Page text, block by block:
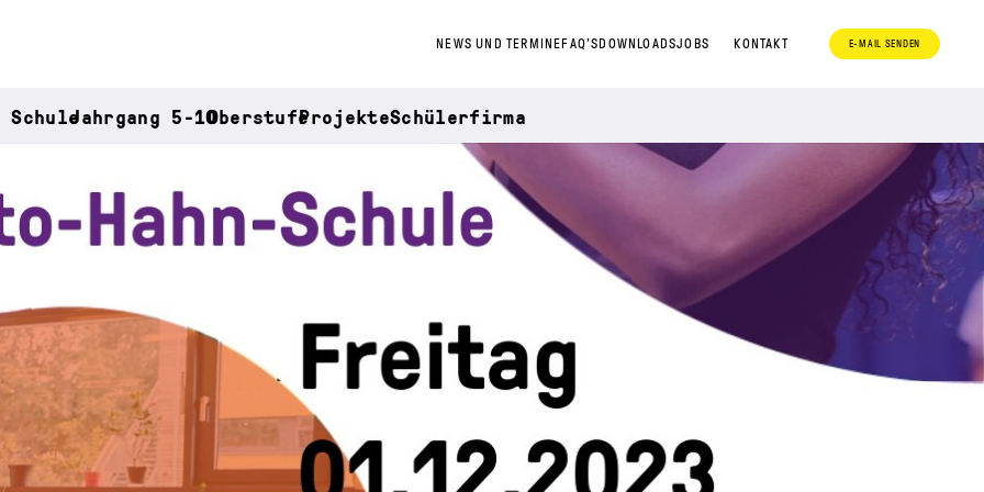
NEWS UND TERMINE FAQ’S DOWNLOADSJOBS KONTAKT E-MAIL SENDEN
SchuleJahrgang 5-10OberstufeProjekteSchülerfirma